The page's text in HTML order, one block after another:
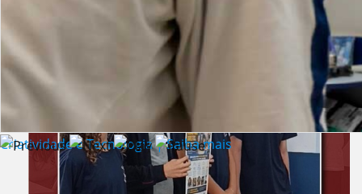
Criatividade e Tecnologia | Saiba mais